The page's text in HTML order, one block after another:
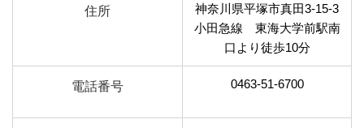
住所
神奈川県平塚市真田3-15-3
小田急線 東海大学前駅南
口より徒歩10分
電話番号 0463-51-6700